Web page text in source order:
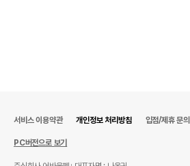
서비스 이용약관 개인정보 처리방침 입점/제휴 문의
PC버전으로 보기